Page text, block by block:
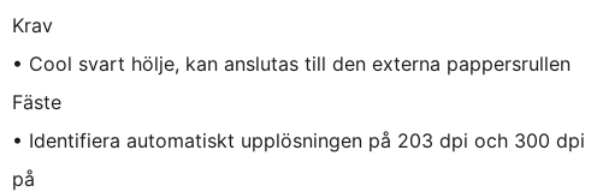
Krav
• Cool svart hölje, kan anslutas till den externa pappersrullen
Fäste
• Identifiera automatiskt upplösningen på 203 dpi och 300
på